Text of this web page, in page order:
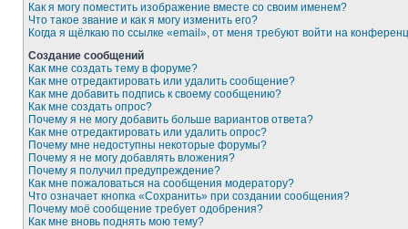
Как я могу поместить изображение вместе со своим именем?
Что такое звание и как я могу изменить его?
Когда я щёлкаю по ссылке «email», от меня требуют войти на
Создание сообщений
Как мне создать тему в форуме?
Как мне отредактировать или удалить сообщение?
Как мне добавить подпись к своему сообщению?
Как мне создать опрос?
Почему я не могу добавить больше вариантов ответа?
Как мне отредактировать или удалить опрос?
Почему мне недоступны некоторые форумы?
Почему я не могу добавлять вложения?
Почему я получил предупреждение?
Как мне пожаловаться на сообщения модератору?
Что означает кнопка «Сохранить» при создании сообщения?
Почему моё сообщение требует одобрения?
Как мне вновь поднять мою тему?